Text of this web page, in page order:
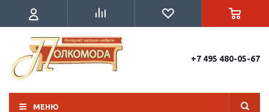
+7 495 480-05-67
МЕНЮ